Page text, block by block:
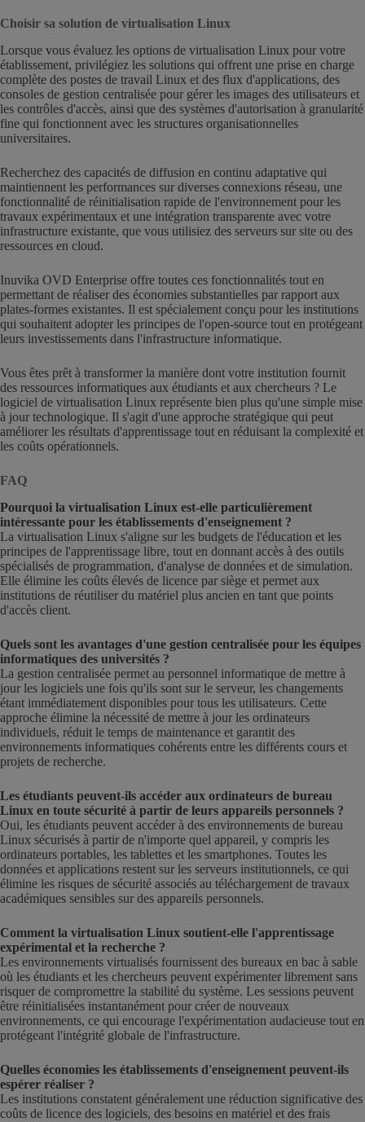
Choisir sa solution de virtualisation Linux
Lorsque vous évaluez les options de virtualisation Linux pour votre
établissement, privilégiez les solutions qui offrent une prise en charge
complète des postes de travail Linux et des flux d'applications, des
consoles de gestion centralisée pour gérer les images des utilisateurs et
les contrôles d'accès, ainsi que des systèmes d'autorisation à granularité
fine qui fonctionnent avec les structures organisationnelles
universitaires.
Recherchez des capacités de diffusion en continu adaptative qui
maintiennent les performances sur diverses connexions réseau, une
fonctionnalité de réinitialisation rapide de l'environnement pour les
travaux expérimentaux et une intégration transparente avec votre
infrastructure existante, que vous utilisiez des serveurs sur site ou des
ressources en cloud.
Inuvika OVD Enterprise offre toutes ces fonctionnalités tout en
permettant de réaliser des économies substantielles par rapport aux
plates-formes existantes. Il est spécialement conçu pour les institutions
qui souhaitent adopter les principes de l'open-source tout en protégeant
leurs investissements dans l'infrastructure informatique.
Vous êtes prêt à transformer la manière dont votre institution fournit
des ressources informatiques aux étudiants et aux chercheurs ? Le
logiciel de virtualisation Linux représente bien plus qu'une simple mise
à jour technologique. Il s'agit d'une approche stratégique qui peut
améliorer les résultats d'apprentissage tout en réduisant la complexité et
les coûts opérationnels.
FAQ
Pourquoi la virtualisation Linux est-elle particulièrement
intéressante pour les établissements d'enseignement ?
La virtualisation Linux s'aligne sur les budgets de l'éducation et les
principes de l'apprentissage libre, tout en donnant accès à des outils
spécialisés de programmation, d'analyse de données et de simulation.
Elle élimine les coûts élevés de licence par siège et permet aux
institutions de réutiliser du matériel plus ancien en tant que points
d'accès client.
Quels sont les avantages d'une gestion centralisée pour les équipes
informatiques des universités ?
La gestion centralisée permet au personnel informatique de mettre à
jour les logiciels une fois qu'ils sont sur le serveur, les changements
étant immédiatement disponibles pour tous les utilisateurs. Cette
approche élimine la nécessité de mettre à jour les ordinateurs
individuels, réduit le temps de maintenance et garantit des
environnements informatiques cohérents entre les différents cours et
projets de recherche.
Les étudiants peuvent-ils accéder aux ordinateurs de bureau
Linux en toute sécurité à partir de leurs appareils personnels ?
Oui, les étudiants peuvent accéder à des environnements de bureau
Linux sécurisés à partir de n'importe quel appareil, y compris les
ordinateurs portables, les tablettes et les smartphones. Toutes les
données et applications restent sur les serveurs institutionnels, ce qui
élimine les risques de sécurité associés au téléchargement de travaux
académiques sensibles sur des appareils personnels.
Comment la virtualisation Linux soutient-elle l'apprentissage
expérimental et la recherche ?
Les environnements virtualisés fournissent des bureaux en bac à sable
où les étudiants et les chercheurs peuvent expérimenter librement sans
risquer de compromettre la stabilité du système. Les sessions peuvent
être réinitialisées instantanément pour créer de nouveaux
environnements, ce qui encourage l'expérimentation audacieuse tout en
protégeant l'intégrité globale de l'infrastructure.
Quelles économies les établissements d'enseignement peuvent-ils
espérer réaliser ?
Les institutions constatent généralement une réduction significative des
coûts de licence des logiciels, des besoins en matériel et des frais